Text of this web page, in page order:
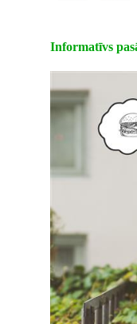
Informatīvs